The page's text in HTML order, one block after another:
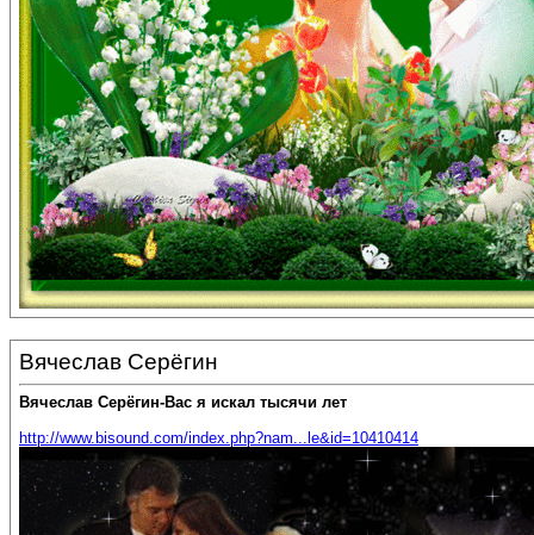
Вячеслав Серёгин
Вячеслав Серёгин-Вас я искал тысячи лет
http://www.bisound.com/index.php?nam...le&id=10410414